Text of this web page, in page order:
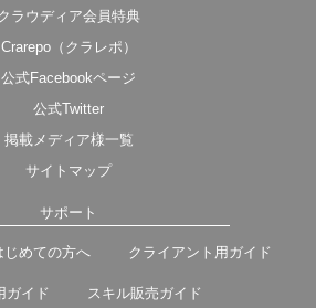
ラウディア会員特典
Crarepo（クラレポ）
公式Facebookページ
公式Twitter
掲載メディア様一覧
サイトマップ
サポート
じめての方へ クライアント用ガイド
ガイド スキル販売ガイド